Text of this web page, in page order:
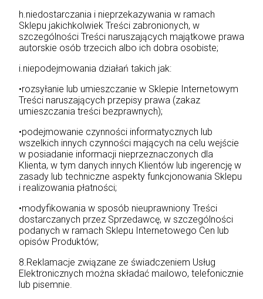
h.niedostarczania i nieprzekazywania w ramach
Sklepu jakichkolwiek Treści zabronionych, w
szczególności Treści naruszających majątkowe prawa
autorskie osób trzecich albo ich dobra osobiste;
i.niepodejmowania działań takich jak:
•rozsyłanie lub umieszczanie w Sklepie Internetowym
Treści naruszających przepisy prawa (zakaz
umieszczania treści bezprawnych);
•podejmowanie czynności informatycznych lub
wszelkich innych czynności mających na celu wejście
w posiadanie informacji nieprzeznaczonych dla
Klienta, w tym danych innych Klientów lub ingerencję w
zasady lub techniczne aspekty funkcjonowania Sklepu
i realizowania płatności;
•modyfikowania w sposób nieuprawniony Treści
dostarczanych przez Sprzedawcę, w szczególności
podanych w ramach Sklepu Internetowego Cen lub
opisów Produktów;
8.Reklamacje związane ze świadczeniem Usług
Elektronicznych można składać mailowo, telefonicznie
lub pisemnie.